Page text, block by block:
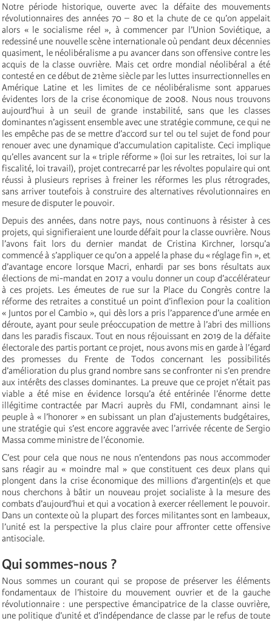
Notre période historique, ouverte avec la défaite des mouvements
révolutionnaires des années 70 – 80 et la chute de ce qu’on appelait
alors « le socialisme réel », à commencer par l’Union Soviétique, a
redessiné une nouvelle scène internationale où pendant deux décennies
quasiment, le néolibéralisme a pu avancer dans son offensive contre les
acquis de la classe ouvrière. Mais cet ordre mondial néolibéral a été
contesté en ce début de 21ème siècle par les luttes insurrectionnelles en
Amérique Latine et les limites de ce néolibéralisme sont apparues
évidentes lors de la crise économique de 2008. Nous nous trouvons
aujourd’hui à un seuil de grande instabilité, sans que les classes
dominantes n’agissent ensemble avec une stratégie commune, ce qui ne
les empêche pas de se mettre d’accord sur tel ou tel sujet de fond pour
renouer avec une dynamique d’accumulation capitaliste. Ceci implique
qu’elles avancent sur la « triple réforme » (loi sur les retraites, loi sur la
fiscalité, loi travail), projet contrecarré par les révoltes populaire qui ont
réussi à plusieurs reprises à freiner les réformes les plus rétrogrades,
sans arriver toutefois à construire des alternatives révolutionnaires en
mesure de disputer le pouvoir.
Depuis des années, dans notre pays, nous continuons à résister à ces
projets, qui signifieraient une lourde défait pour la classe ouvrière. Nous
l’avons fait lors du dernier mandat de Cristina Kirchner, lorsqu’a
commencé à s’appliquer ce qu’on a appelé la phase du « réglage fin », et
d’avantage encore lorsque Macri, enhardi par ses bons résultats aux
élections de mi-mandat en 2017 a voulu donner un coup d’accélérateur
à ces projets. Les émeutes de rue sur la Place du Congrès contre la
réforme des retraites a constitué un point d’inflexion pour la coalition
« Juntos por el Cambio », qui dès lors a pris l’apparence d’une armée en
déroute, ayant pour seule préoccupation de mettre à l’abri des millions
dans les paradis fiscaux. Tout en nous réjouissant en 2019 de la défaite
électorale des partis portant ce projet, nous avons mis en garde à l’égard
des promesses du Frente de Todos concernant les possibilités
d’amélioration du plus grand nombre sans se confronter ni s’en prendre
aux intérêts des classes dominantes. La preuve que ce projet n’était pas
viable a été mise en évidence lorsqu’a été entérinée l’énorme dette
illégitime contractée par Macri auprès du FMI, condamnant ainsi le
peuple à « l’honorer » en subissant un plan d’ajustements budgétaires,
une stratégie qui s’est encore aggravée avec l’arrivée récente de Sergio
Massa comme ministre de l’économie.
C’est pour cela que nous ne nous n’entendons pas nous accommoder
sans réagir au « moindre mal » que constituent ces deux plans qui
plongent dans la crise économique des millions d’argentin(e)s et que
nous cherchons à bâtir un nouveau projet socialiste à la mesure des
combats d’aujourd’hui et qui a vocation à exercer réellement le pouvoir.
Dans un contexte où la plupart des forces militantes sont en lambeaux,
l’unité est la perspective la plus claire pour affronter cette offensive
antisociale.
Qui sommes-nous ?
Nous sommes un courant qui se propose de préserver les éléments
fondamentaux de l’histoire du mouvement ouvrier et de la gauche
révolutionnaire : une perspective émancipatrice de la classe ouvrière,
une politique d’unité et d’indépendance de classe par le refus de toute